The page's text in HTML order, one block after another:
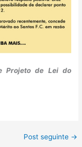
Projeto de Lei do
Post seguinte →